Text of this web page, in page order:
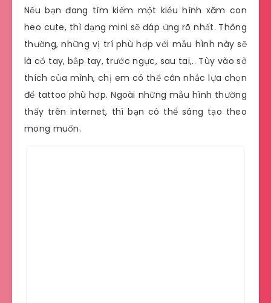
Nếu bạn đang tìm kiếm một kiểu hình xăm con
heo cute, thì dạng mini sẽ đáp ứng rõ nhất. Thông
thường, những vị trí phù hợp với mẫu hình này sẽ
là cổ tay, bắp tay, trước ngực, sau tai,.. Tùy vào sở
thích của mình, chị em có thể cân nhắc lựa chọn
để tattoo phù hợp. Ngoài những mẫu hình thường
thấy trên internet, thì bạn có thể sáng tạo theo
mong muốn.